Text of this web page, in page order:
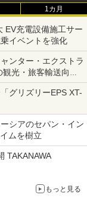
1カ月
EV充電設備施工サー
イベントを強化
ンター・エクストラ
光・旅客輸送向け
グリズリーEPS XT-
シアのセパン・イン
ムを樹立
TAKANAWA
もっと見る